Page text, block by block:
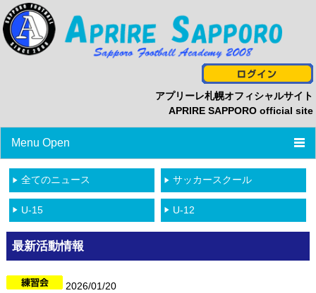
アプリーレ札幌オフィシャルサイト
APRIRE SAPPORO official site
Menu Open
TOP
ニュース
プロフィール
スタッフ/選手一覧
スケジュール
全てのニュース サッカースクール
U-15 U-12
最新活動情報
2026/01/20